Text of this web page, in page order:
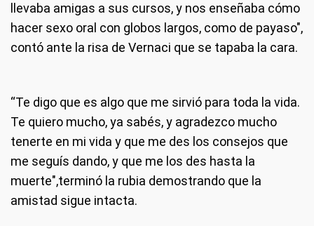
llevaba amigas a sus cursos, y nos enseñaba cómo
hacer sexo oral con globos largos, como de payaso",
contó ante la risa de Vernaci que se tapaba la cara.
“Te digo que es algo que me sirvió para toda la vida.
Te quiero mucho, ya sabés, y agradezco mucho
tenerte en mi vida y que me des los consejos que
me seguís dando, y que me los des hasta la
muerte",terminó la rubia demostrando que la
amistad sigue intacta.